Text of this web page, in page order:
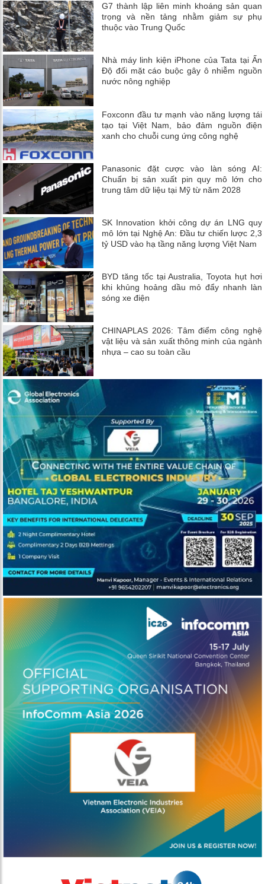
G7 thành lập liên minh khoáng sản quan
trọng và nền tảng nhằm giảm sự phụ
thuộc vào Trung Quốc
Nhà máy linh kiện iPhone của Tata tại Ấn
Độ đối mặt cáo buộc gây ô nhiễm nguồn
nước nông nghiệp
Foxconn đầu tư mạnh vào năng lượng tái
tạo tại Việt Nam, bảo đảm nguồn điện
xanh cho chuỗi cung ứng công nghệ
Panasonic đặt cược vào làn sóng AI:
Chuẩn bị sản xuất pin quy mô lớn cho
trung tâm dữ liệu tại Mỹ từ năm 2028
SK Innovation khởi công dự án LNG quy
mô lớn tại Nghệ An: Đầu tư chiến lược 2,3
tỷ USD vào hạ tầng năng lượng Việt Nam
BYD tăng tốc tại Australia, Toyota hụt hơi
khi khủng hoảng dầu mỏ đẩy nhanh làn
sóng xe điện
CHINAPLAS 2026: Tâm điểm công nghệ
vật liệu và sản xuất thông minh của ngành
nhựa – cao su toàn cầu